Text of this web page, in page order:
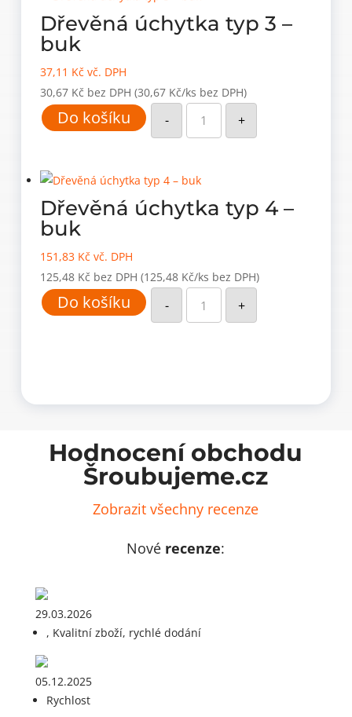
Dřevěná úchytka typ 3 –
buk
37,11 Kč vč. DPH
30,67 Kč bez DPH (30,67 Kč/ks bez DPH)
Do košíku -
Dřevěná
úchytka
3
množství
+
Dřevěná úchytka typ 4 –
buk
151,83 Kč vč. DPH
125,48 Kč bez DPH (125,48 Kč/ks bez DPH)
Do košíku -
Dřevěná
úchytka
4
+
Hodnocení obchodu
Šroubujeme.cz
Zobrazit všechny recenze
Nové recenze:
29.03.2026
, Kvalitní zboží, rychlé dodání
05.12.2025
Rychlost